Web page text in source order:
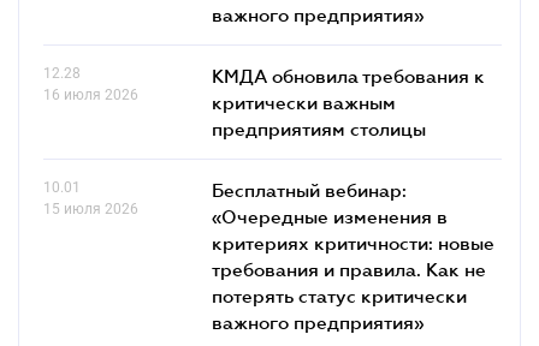
важного предприятия»
12.28
16 июля 2026
КМДА обновила требования к
критически важным
предприятиям столицы
10.01
15 июля 2026
Бесплатный вебинар:
«Очередные изменения в
критериях критичности: новые
требования и правила. Как не
потерять статус критически
важного предприятия»